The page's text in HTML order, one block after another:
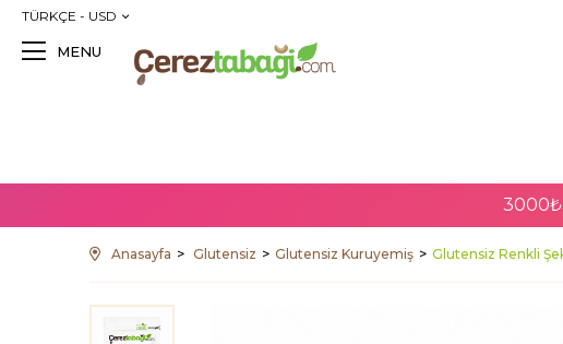
MENU
TÜRKÇE - USD
3000₺
Anasayfa Glutensiz Glutensiz Kuruyemiş Glutensiz Renkli